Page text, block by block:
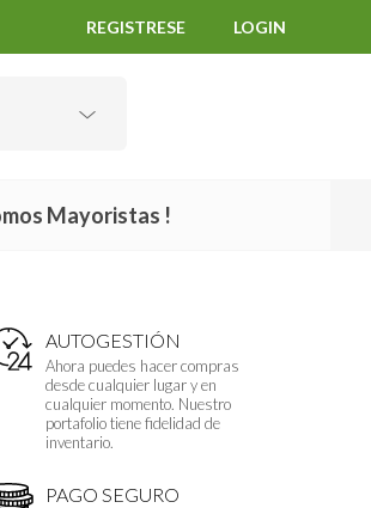
REGISTRESE LOGIN
Mayoristas !
AUTOGESTIÓN
Ahora puedes hacer compras
desde cualquier lugar y en
cualquier momento. Nuestro
portafolio tiene fidelidad de
inventario.
PAGO SEGURO